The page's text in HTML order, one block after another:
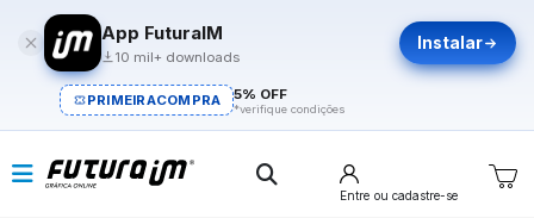
App FuturaIM
10 mil+ downloads
Instalar
PRIMEIRACOMPRA 5% OFF
*verifique condições
Entre ou cadastre-se